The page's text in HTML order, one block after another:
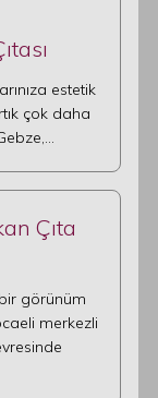
estetik
çok daha
Çıta
görünüm
merkezli